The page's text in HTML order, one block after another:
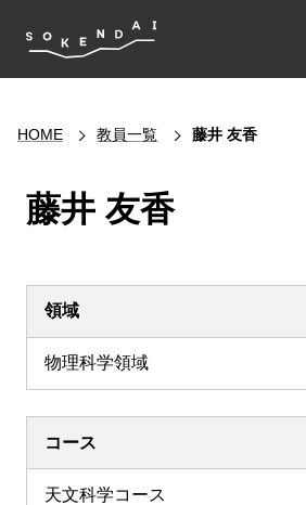
HOME 教員一覧 藤井 友香
藤井 友香
領域
物理科学領域
コース
天文科学コース